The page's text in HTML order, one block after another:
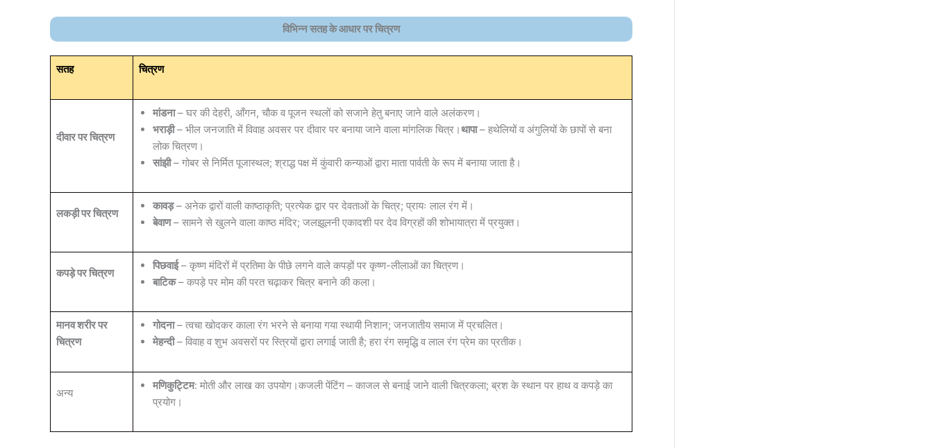
विभिन्न सतह के आधार पर चित्रण
सतह चित्रण
दीवार पर चित्रण
मांडना– घर की देहरी, आँगन, चौक व पूजन स्थलों को सजाने हेतु बनाए जाने वाले अलंकरण।
भराड़ी– भील जनजाति में विवाह अवसर पर दीवार पर बनाया जाने वाला मांगलिक चित्र।थापा– हथेलियों व अंगुलियों के छापों से बना
लोक चित्रण।
सांझी– गोबर से निर्मित पूजास्थल; श्राद्ध पक्ष में कुंवारी कन्याओं द्वारा माता पार्वती के रूप में बनाया जाता है।
लकड़ी पर चित्रण
कावड़– अनेक द्वारों वाली काष्ठाकृति; प्रत्येक द्वार पर देवताओं के चित्र; प्रायः लाल रंग में।
बेवाण– सामने से खुलने वाला काष्ठ मंदिर; जलझूलनी एकादशी पर देव विग्रहों की शोभायात्रा में प्रयुक्त।
कपड़े पर चित्रण
पिछवाई– कृष्ण मंदिरों में प्रतिमा के पीछे लगने वाले कपड़ों पर कृष्ण-लीलाओं का चित्रण।
बाटिक– कपड़े पर मोम की परत चढ़ाकर चित्र बनाने की कला।
मानव शरीर पर
चित्रण
गोदना– त्वचा खोदकर काला रंग भरने से बनाया गया स्थायी निशान; जनजातीय समाज में प्रचलित।
मेहन्दी– विवाह व शुभ अवसरों पर स्त्रियों द्वारा लगाई जाती है; हरा रंग समृद्धि व लाल रंग प्रेम का प्रतीक।
अन्य
मणिकुट्टिम: मोती और लाख का उपयोग।कजली पेंटिंग – काजल से बनाई जाने वाली चित्रकला; ब्रश के स्थान पर हाथ व कपड़े का
प्रयोग।